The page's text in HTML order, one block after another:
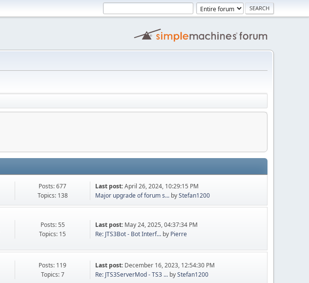
Posts: 677
Topics: 138
Last post:April 26, 2024, 10:29:15 PM
Major upgrade of forum s... byStefan1200
Posts: 55
Topics: 15
Last post: May 24, 2025, 04:37:34 PM
Re: JTS3Bot - Bot Interf... by Pierre
Posts: 119
Topics: 7
Last post: December 16, 2023, 12:54:30 PM
Re: JTS3ServerMod - TS3 ... byStefan1200